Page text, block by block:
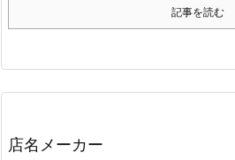
記事を読む
店名メーカー